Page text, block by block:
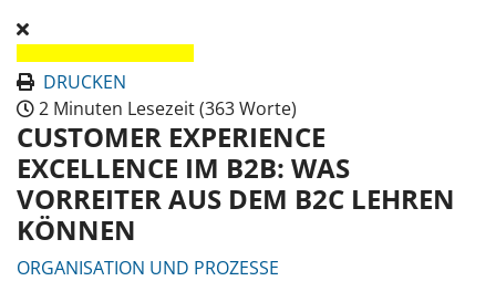
DRUCKEN
2 Minuten Lesezeit(363 Worte)
CUSTOMER EXPERIENCE
EXCELLENCE IM B2B: WAS
VORREITER AUS DEM B2C LEHREN
KÖNNEN
ORGANISATION UND PROZESSE